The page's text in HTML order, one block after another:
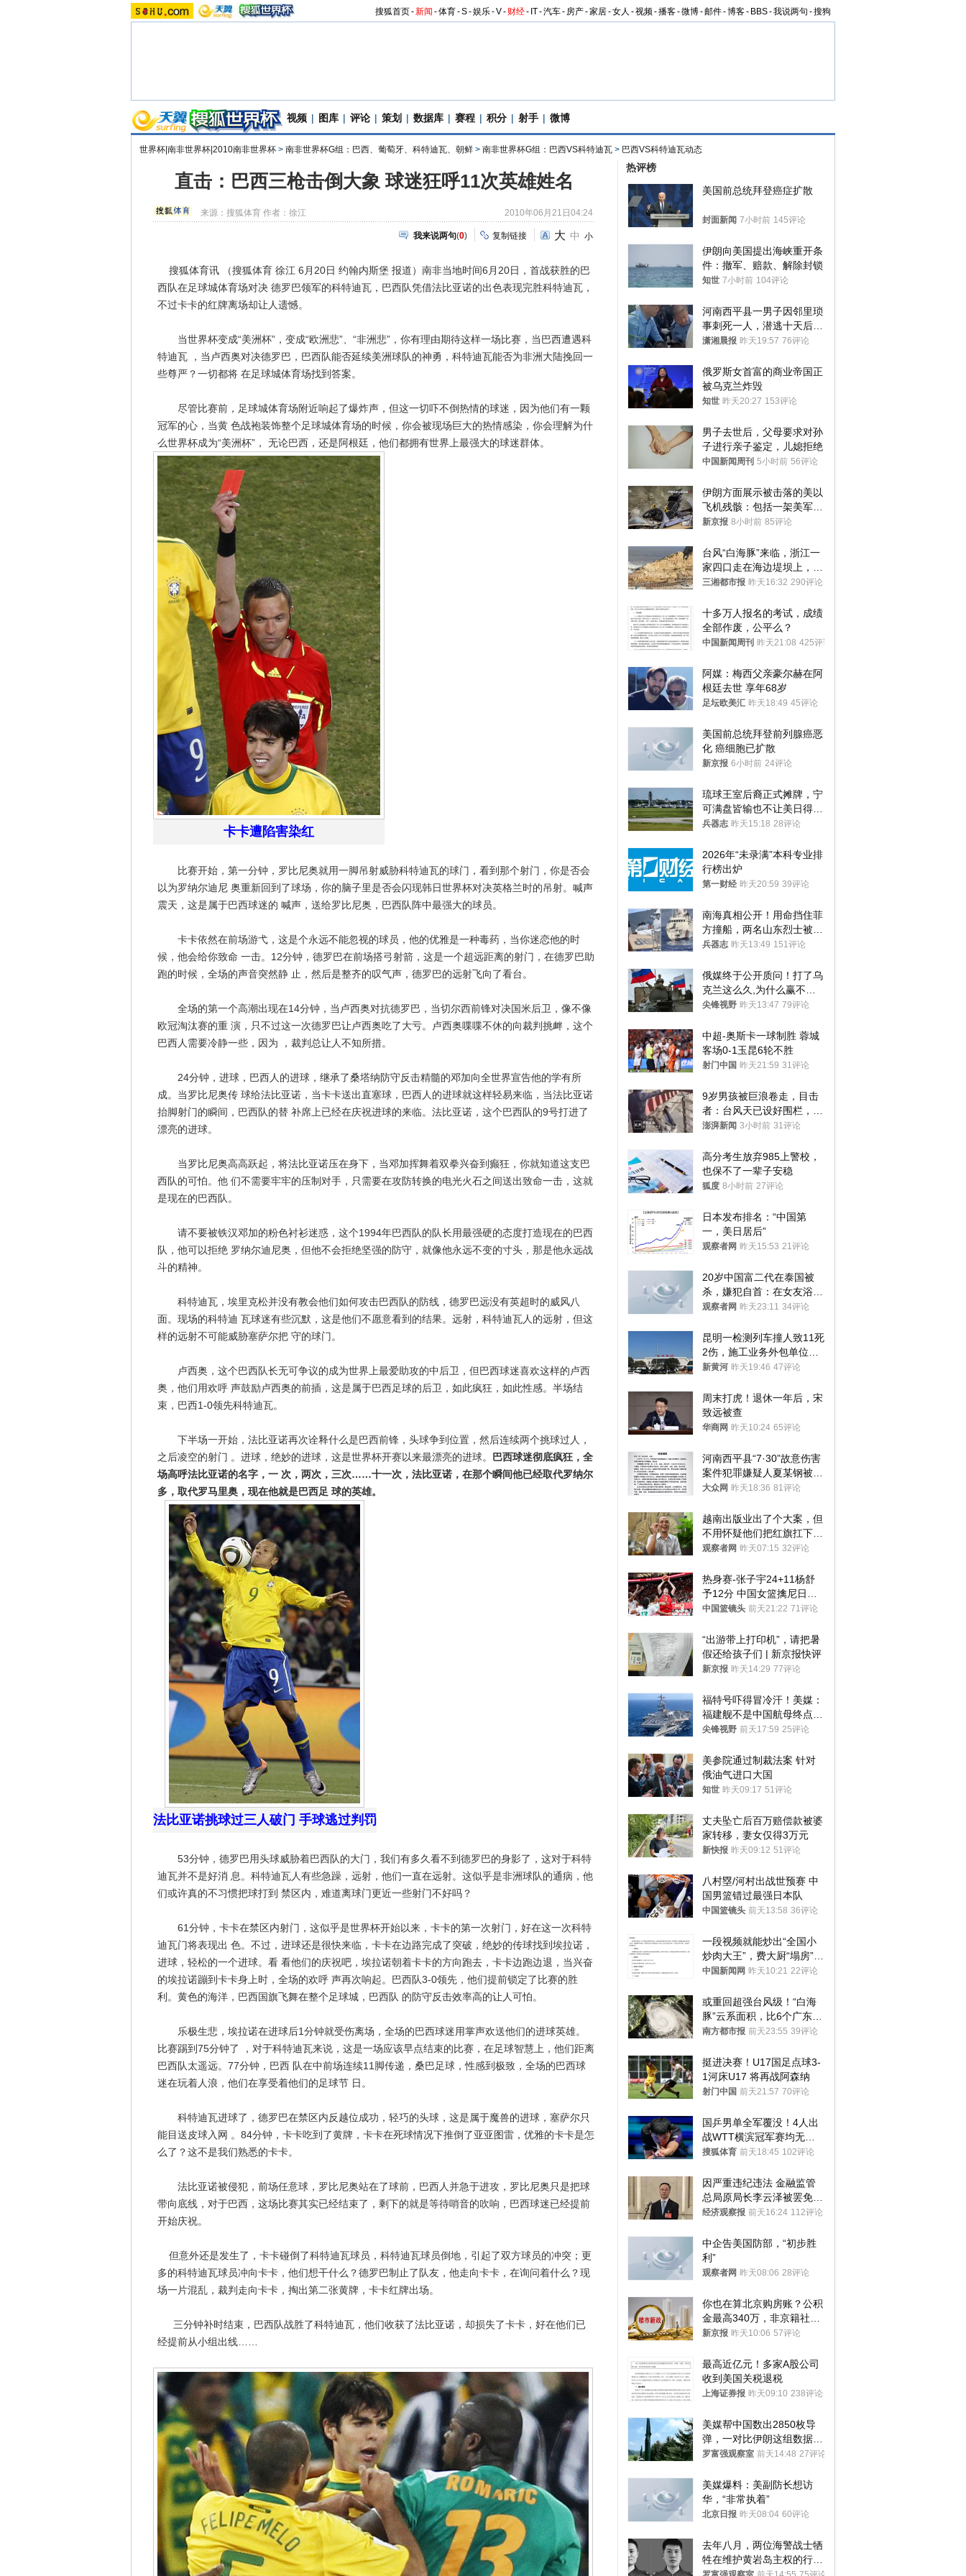
搜狐首页-新闻 -体育-S-娱乐-V- 财经- IT-汽车- 房产-家居-女人 -视频-播客-微博-邮件-博客- BBS-我说两句 -搜狗
视频 | 图库 | 评论 | 策划 | 数据库 | 赛程 | 积分 | 射手 | 微博
世界杯|南非世界杯|2010南非世界杯 > 南非世界杯G组：巴西、葡萄牙、科特迪瓦、朝鲜 > 南非世界杯G组：巴西VS科特迪瓦 > 巴西VS科特迪瓦动态
直击：巴西三枪击倒大象 球迷狂呼11次英雄姓名
来源：搜狐体育 作者：徐江 2010年06月21日04:24
我来说两句(0) 复制链接 大 中 小
搜狐体育讯 （搜狐体育 徐江 6月20日 约翰内斯堡 报道）南非当地时间6月20日，首战获胜的巴
西队在足球城体育场对决 德罗巴领军的科特迪瓦，巴西队凭借法比亚诺的出色表现完胜科特迪瓦，
不过卡卡的红牌离场却让人遗憾。
当世界杯变成“美洲杯”，变成“欧洲悲”、“非洲悲”，你有理由期待这样一场比赛，当巴西遭遇科
特迪瓦 ，当卢西奥对决德罗巴，巴西队能否延续美洲球队的神勇，科特迪瓦能否为非洲大陆挽回一
些尊严？一切都将 在足球城体育场找到答案。
尽管比赛前，足球城体育场附近响起了爆炸声，但这一切吓不倒热情的球迷，因为他们有一颗
冠军的心，当黄 色战袍装饰整个足球城体育场的时候，你会被现场巨大的热情感染，你会理解为什
么世界杯成为“美洲杯”， 无论巴西，还是阿根廷，他们都拥有世界上最强大的球迷群体。
卡卡遭陷害染红
比赛开始，第一分钟，罗比尼奥就用一脚吊射威胁科特迪瓦的球门，看到那个射门，你是否会
以为罗纳尔迪尼 奥重新回到了球场，你的脑子里是否会闪现韩日世界杯对决英格兰时的吊射。喊声
震天，这是属于巴西球迷的 喊声，送给罗比尼奥，巴西队阵中最强大的球员。
卡卡依然在前场游弋，这是个永远不能忽视的球员，他的优雅是一种毒药，当你迷恋他的时
候，他会给你致命 一击。12分钟，德罗巴在前场搭弓射箭，这是一个超远距离的射门，在德罗巴助
跑的时候，全场的声音突然静 止，然后是整齐的叹气声，德罗巴的远射飞向了看台。
全场的第一个高潮出现在14分钟，当卢西奥对抗德罗巴，当切尔西前锋对决国米后卫，像不像
欧冠淘汰赛的重 演，只不过这一次德罗巴让卢西奥吃了大亏。卢西奥喋喋不休的向裁判挑衅，这个
巴西人需要冷静一些，因为 ，裁判总让人不知所措。
24分钟，进球，巴西人的进球，继承了桑塔纳防守反击精髓的邓加向全世界宣告他的学有所
成。当罗比尼奥传 球给法比亚诺，当卡卡送出直塞球，巴西人的进球就这样轻易来临，当法比亚诺
抬脚射门的瞬间，巴西队的替 补席上已经在庆祝进球的来临。法比亚诺，这个巴西队的9号打进了
漂亮的进球。
当罗比尼奥高高跃起，将法比亚诺压在身下，当邓加挥舞着双拳兴奋到癫狂，你就知道这支巴
西队的可怕。他 们不需要牢牢的压制对手，只需要在攻防转换的电光火石之间送出致命一击，这就
是现在的巴西队。
请不要被铁汉邓加的粉色衬衫迷惑，这个1994年巴西队的队长用最强硬的态度打造现在的巴西
队，他可以拒绝 罗纳尔迪尼奥，但他不会拒绝坚强的防守，就像他永远不变的寸头，那是他永远战
斗的精神。
科特迪瓦，埃里克松并没有教会他们如何攻击巴西队的防线，德罗巴远没有英超时的威风八
面。现场的科特迪 瓦球迷有些沉默，这是他们不愿意看到的结果。远射，科特迪瓦人的远射，但这
样的远射不可能威胁塞萨尔把 守的球门。
卢西奥，这个巴西队长无可争议的成为世界上最爱助攻的中后卫，但巴西球迷喜欢这样的卢西
奥，他们用欢呼 声鼓励卢西奥的前插，这是属于巴西足球的后卫，如此疯狂，如此性感。半场结
束，巴西1-0领先科特迪瓦。
下半场一开始，法比亚诺再次诠释什么是巴西前锋，头球争到位置，然后连续两个挑球过人，
之后凌空的射门 。进球，绝妙的进球，这是世界杯开赛以来最漂亮的进球。
巴西球迷彻底疯狂，全
场高呼法比亚诺的名字，一 次，两次，三次……十一次，法比亚诺，在那个瞬间他已经取代罗纳尔
多，取代罗马里奥，现在他就是巴西足 球的英雄。
法比亚诺挑球过三人破门 手球逃过判罚
53分钟，德罗巴用头球威胁着巴西队的大门，我们有多久看不到德罗巴的身影了，这对于科特
迪瓦并不是好消 息。科特迪瓦人有些急躁，远射，他们一直在远射。这似乎是非洲球队的通病，他
们或许真的不习惯把球打到 禁区内，难道离球门更近一些射门不好吗？
61分钟，卡卡在禁区内射门，这似乎是世界杯开始以来，卡卡的第一次射门，好在这一次科特
迪瓦门将表现出 色。不过，进球还是很快来临，卡卡在边路完成了突破，绝妙的传球找到埃拉诺，
进球，轻松的一个进球。看 看他们的庆祝吧，埃拉诺朝着卡卡的方向跑去，卡卡边跑边退，当兴奋
的埃拉诺蹦到卡卡身上时，全场的欢呼 声再次响起。巴西队3-0领先，他们提前锁定了比赛的胜
利。黄色的海洋，巴西国旗飞舞在整个足球城，巴西队 的防守反击效率高的让人可怕。
乐极生悲，埃拉诺在进球后1分钟就受伤离场，全场的巴西球迷用掌声欢送他们的进球英雄。
比赛踢到75分钟了 ，对于科特迪瓦来说，这是一场应该早点结束的比赛，在足球智慧上，他们距离
巴西队太遥远。77分钟，巴西 队在中前场连续11脚传递，桑巴足球，性感到极致，全场的巴西球
迷在玩着人浪，他们在享受着他们的足球节 日。
科特迪瓦进球了，德罗巴在禁区内反越位成功，轻巧的头球，这是属于魔兽的进球，塞萨尔只
能目送皮球入网 。84分钟，卡卡吃到了黄牌，卡卡在死球情况下推倒了亚亚图雷，优雅的卡卡是怎
么了？这不是我们熟悉的卡卡。
法比亚诺被侵犯，前场任意球，罗比尼奥站在了球前，巴西人并急于进攻，罗比尼奥只是把球
带向底线，对于巴西，这场比赛其实已经结束了，剩下的就是等待哨音的吹响，巴西球迷已经提前
开始庆祝。
但意外还是发生了，卡卡碰倒了科特迪瓦球员，科特迪瓦球员倒地，引起了双方球员的冲突；更
多的科特迪瓦球员冲向卡卡，他们想干什么？德罗巴制止了队友，他走向卡卡，在询问着什么？现
场一片混乱，裁判走向卡卡，掏出第二张黄牌，卡卡红牌出场。
三分钟补时结束，巴西队战胜了科特迪瓦，他们收获了法比亚诺，却损失了卡卡，好在他们已
经提前从小组出线……
热评榜
美国前总统拜登癌症扩散
封面新闻 7小时前 145评论
伊朗向美国提出海峡重开条
件：撤军、赔款、解除封锁
知世 7小时前 104评论
河南西平县一男子因邻里琐
事刺死一人，潜逃十天后在
十多公里外一片玉米地里落
潇湘晨报 昨天19:57 76评论
俄罗斯女首富的商业帝国正
被乌克兰炸毁
知世 昨天20:27 153评论
男子去世后，父母要求对孙
子进行亲子鉴定，儿媳拒绝
中国新闻周刊 5小时前 56评论
伊朗方面展示被击落的美以
飞机残骸：包括一架美军F-
15战斗机残骸以及多架无人
新京报 8小时前 85评论
台风“白海豚”来临，浙江一
家四口走在海边堤坝上，其
中9岁男孩被巨浪卷入海
三湘都市报 昨天16:32 290评论
十多万人报名的考试，成绩
全部作废，公平么？
中国新闻周刊 昨天21:08 425评论
阿媒：梅西父亲豪尔赫在阿
根廷去世 享年68岁
足坛欧美汇 昨天18:49 45评论
美国前总统拜登前列腺癌恶
化 癌细胞已扩散
新京报 6小时前 24评论
琉球王室后裔正式摊牌，宁
可满盘皆输也不让美日得
逞，中国成关键
兵器志 昨天15:18 28评论
2026年“未录满”本科专业排
行榜出炉
第一财经 昨天20:59 39评论
南海真相公开！用命挡住菲
方撞船，两名山东烈士被授
武警最高荣誉
兵器志 昨天13:49 151评论
俄媒终于公开质问！打了乌
克兰这么久,为什么赢不了?
答案令人沉默
尖锋视野 昨天13:47 79评论
中超-奥斯卡一球制胜 蓉城
客场0-1玉昆6轮不胜
射门中国 昨天21:59 31评论
9岁男孩被巨浪卷走，目击
者：台风天已设好围栏，一
家四口翻入时保安曾喊话劝
澎湃新闻 3小时前 31评论
高分考生放弃985上警校，
也保不了一辈子安稳
狐度 8小时前 27评论
日本发布排名：“中国第
一，美日居后”
观察者网 昨天15:53 21评论
20岁中国富二代在泰国被
杀，嫌犯自首：在女友浴室
看到他
观察者网 昨天23:11 34评论
昆明一检测列车撞人致11死
2伤，施工业务外包单位被
罚1.5万元，国铁昆明局被
新黄河 昨天19:46 47评论
周末打虎！退休一年后，宋
致远被查
华商网 昨天10:24 65评论
河南西平县“7·30”故意伤害
案件犯罪嫌疑人夏某钢被抓
获
大众网 昨天18:36 81评论
越南出版业出了个大案，但
不用怀疑他们把红旗扛下去
的决心
观察者网 昨天07:15 32评论
热身赛-张子宇24+11杨舒
予12分 中国女篮擒尼日利
亚
中国篮镜头 前天21:22 71评论
“出游带上打印机”，请把暑
假还给孩子们 | 新京报快评
新京报 昨天14:29 77评论
福特号吓得冒冷汗！美媒：
福建舰不是中国航母终点，
而是新起点！
尖锋视野 前天17:59 25评论
美参院通过制裁法案 针对
俄油气进口大国
知世 昨天09:17 51评论
丈夫坠亡后百万赔偿款被婆
家转移，妻女仅得3万元
新快报 昨天09:12 51评论
八村塁/河村出战世预赛 中
国男篮错过最强日本队
中国篮镜头 前天13:58 36评论
一段视频就能炒出“全国小
炒肉大王”，费大厨“塌房”了
吗？
中国新闻网 昨天10:21 22评论
或重回超强台风级！“白海
豚”云系面积，比6个广东还
大！深圳官方：注意这件事
南方都市报 前天23:55 39评论
挺进决赛！U17国足点球3-
1河床U17 将再战阿森纳
射门中国 前天21:57 70评论
国乒男单全军覆没！4人出
战WTT横滨冠军赛均无缘
八强
搜狐体育 前天18:45 102评论
因严重违纪违法 金融监管
总局原局长李云泽被罢免全
国人大代表
经济观察报 前天16:24 112评论
中企告美国防部，“初步胜
利”
观察者网 昨天08:06 28评论
你也在算北京购房账？公积
金最高340万，非京籍社保
1年
新京报 昨天10:06 57评论
最高近亿元！多家A股公司
收到美国关税退税
上海证券报 昨天09:10 238评论
美媒帮中国数出2850枚导
弹，一对比伊朗这组数据，
发现出大事了
罗富强观察室 前天14:48 27评论
美媒爆料：美副防长想访
华，“非常执着”
北京日报 昨天08:04 60评论
去年八月，两位海警战士牺
牲在维护黄岩岛主权的行动